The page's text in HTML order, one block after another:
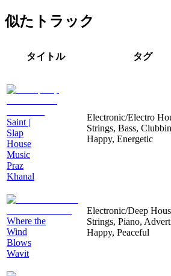
似たトラック
タイトル タグ
Saint |
Slap
House
Music
Praz
Khanal
Electronic/Electro
Strings, Bass,
Happy, Energetic
Where the
Wind
Blows
Wavit
Electronic/Deep
Strings, Piano,
Happy, Peaceful